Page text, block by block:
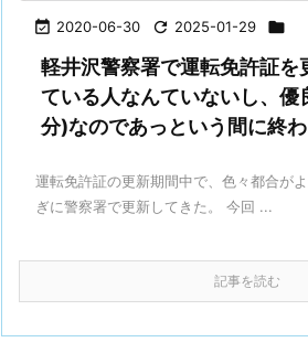
 2020-06-30  2025-01-29 
軽井沢警察署で運転免許証を
ている人なんていないし、
分)なのであっという間に終わ
運転免許証の更新期間中で、色々都合が
ぎに警察署で更新してきた。 今回 ...
記事を読む